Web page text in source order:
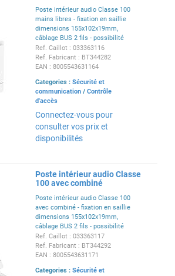
Poste intérieur audio Classe 100
mains libres - fixation en saillie
dimensions 155x102x19mm,
câblage BUS 2 fils - possibilité
d'installation sur table avec
support - blanc
Ref. Caillot : 033363116
Ref. Fabricant : BT344282
EAN : 8005543631164
Categories : Sécurité et
communication / Contrôle
d'accès
Connectez-vous pour
consulter vos prix et
disponibilités
Poste intérieur audio Classe
100 avec combiné
Poste intérieur audio Classe 100
avec combiné - fixation en saillie
dimensions 155x102x19mm,
câblage BUS 2 fils - possibilité
d'installation sur table avec
support - blanc
Ref. Caillot : 033363117
Ref. Fabricant : BT344292
EAN : 8005543631171
Categories : Sécurité et